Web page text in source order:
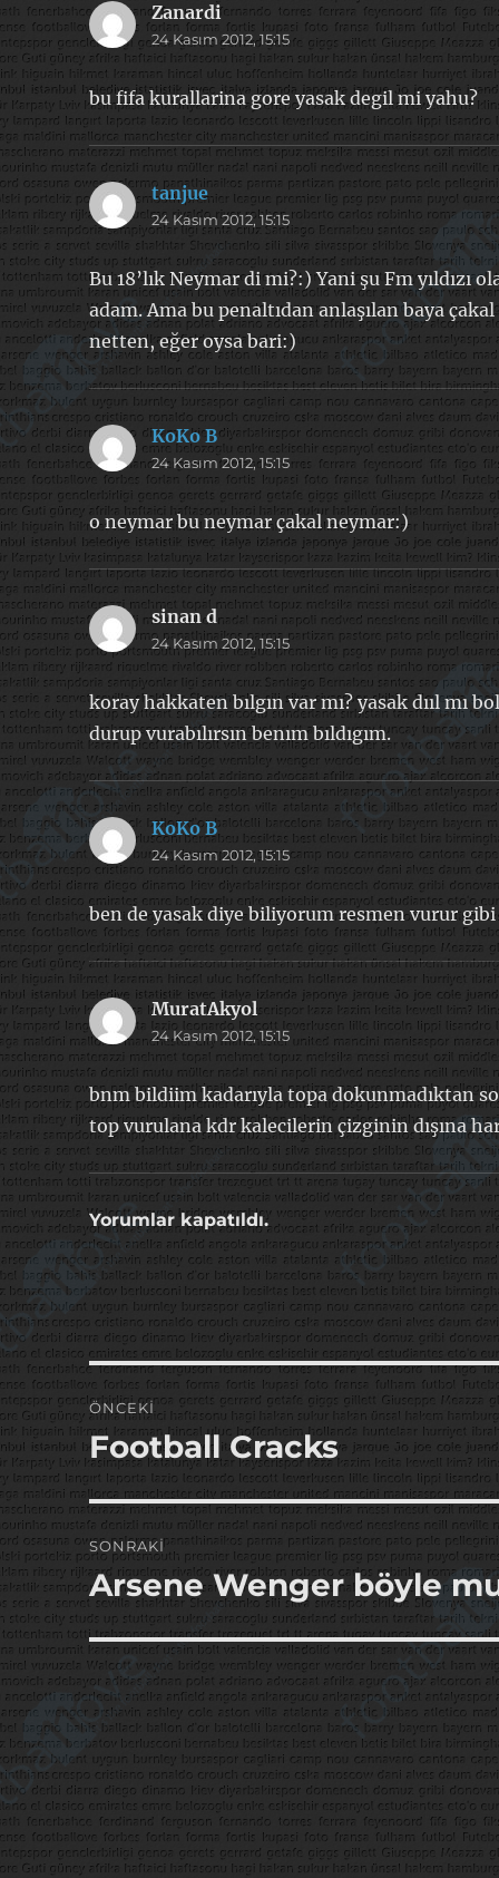
Zanardidedi
ki:
24 Kasım 2012, 15:15
bu fifa kurallarina gore yasak degil mi yahu?
tanjuededi
ki:
24 Kasım 2012, 15:15
Bu 18’lık Neymar di mi?:) Yani şu Fm
adam. Ama bu penaltıdan anlaşılan baya
netten, eğer oysa bari:)
KoKo Bdedi
ki:
24 Kasım 2012, 15:15
o neymar bu neymar çakal neymar:)
sinan ddedi
ki:
24 Kasım 2012, 15:15
koray hakkaten bılgın var mı? yasak dııl mı
durup vurabılırsın benım bıldıgım.
KoKo Bdedi
ki:
24 Kasım 2012, 15:15
ben de yasak diye biliyorum resmen vurur
MuratAkyoldedi
ki:
24 Kasım 2012, 15:15
bnm bildiim kadarıyla topa dokunmadıktan
top vurulana kdr kalecilerin çizginin dışına
Yorumlar kapatıldı.
Yazı
gezinmesi
ÖNCEKI
Önceki
yazı:
Football Cracks
SONRAKI
Sonraki
yazı:
Arsene Wenger böyle